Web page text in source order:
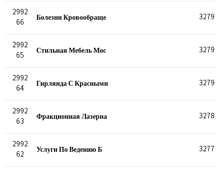
2992
66
Болезни Кровообраще 3279
2992
65
Стильная Мебель Мос 3279
2992
64
Гирлянда С Красными 3279
2992
63
Фракционная Лазерна 3278
2992
62
Услуги По Ведению Б 3277